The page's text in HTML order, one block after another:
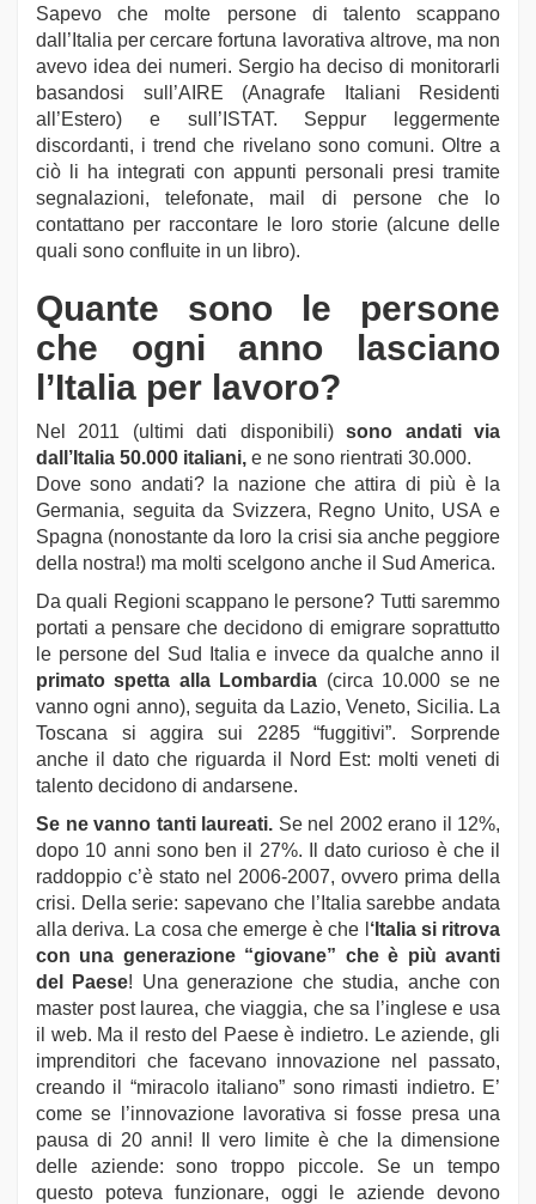
Sapevo che molte persone di talento scappano
dall’Italia per cercare fortuna lavorativa altrove, ma non
avevo idea dei numeri. Sergio ha deciso di monitorarli
basandosi sull’AIRE (Anagrafe Italiani Residenti
all’Estero) e sull’ISTAT. Seppur leggermente
discordanti, i trend che rivelano sono comuni. Oltre a
ciò li ha integrati con appunti personali presi tramite
segnalazioni, telefonate, mail di persone che lo
contattano per raccontare le loro storie (alcune delle
quali sono confluite in un libro).
Quante sono le persone
che ogni anno lasciano
l’Italia per lavoro?
Nel 2011 (ultimi dati disponibili)sono andati via
dall’Italia 50.000 italiani, e ne sono rientrati 30.000.
Dove sono andati? la nazione che attira di più è la
Germania, seguita da Svizzera, Regno Unito, USA e
Spagna (nonostante da loro la crisi sia anche peggiore
della nostra!) ma molti scelgono anche il Sud America.
Da quali Regioni scappano le persone? Tutti saremmo
portati a pensare che decidono di emigrare soprattutto
le persone del Sud Italia e invece da qualche anno il
primato spetta alla Lombardia (circa 10.000 se ne
vanno ogni anno), seguita da Lazio, Veneto, Sicilia. La
Toscana si aggira sui 2285 “fuggitivi”. Sorprende
anche il dato che riguarda il Nord Est: molti veneti di
talento decidono di andarsene.
Se ne vanno tanti laureati. Se nel 2002 erano il 12%,
dopo 10 anni sono ben il 27%. Il dato curioso è che il
raddoppio c’è stato nel 2006-2007, ovvero prima della
crisi. Della serie: sapevano che l’Italia sarebbe andata
alla deriva. La cosa che emerge è che l ‘Italia si ritrova
con una generazione “giovane” che è più avanti
del Paese! Una generazione che studia, anche con
master post laurea, che viaggia, che sa l’inglese e usa
il web. Ma il resto del Paese è indietro. Le aziende, gli
imprenditori che facevano innovazione nel passato,
creando il “miracolo italiano” sono rimasti indietro. E’
come se l’innovazione lavorativa si fosse presa una
pausa di 20 anni! Il vero limite è che la dimensione
delle aziende: sono troppo piccole. Se un tempo
questo poteva funzionare, oggi le aziende devono